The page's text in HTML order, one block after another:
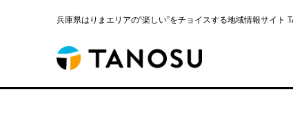
兵庫県はりまエリアの“楽しい”をチョイスする地域情報サイト